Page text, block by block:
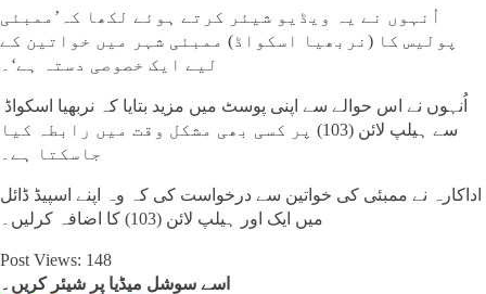
اُنہوں نے یہ ویڈیو شیئر کرتے ہوئے لکھا کہ’ممبئی
پولیس کا (نربھیا اسکواڈ) ممبئی شہر میں خواتین کے
لیے ایک خصوصی دستہ ہے‘۔
اُنہوں نے اس حوالے سے اپنی پوسٹ میں مزید بتایا کہ نربھیا اسکواڈ
سے ہیلپ لائن (103) پر کسی بھی مشکل وقت میں رابطہ کیا
جاسکتا ہے۔
اداکارہ نے ممبئی کی خواتین سے درخواست کی کہ وہ اپنے اسپیڈ ڈائل
میں ایک اور ہیلپ لائن (103) کا اضافہ کرلیں۔
Post Views: 148
اسے سوشل میڈیا پر شیئر کریں۔